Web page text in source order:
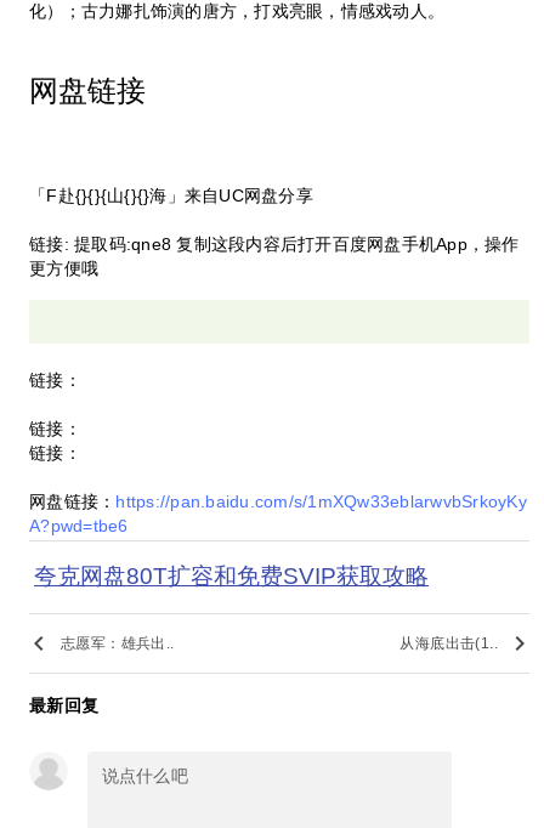
化）；古力娜扎饰演的唐方，打戏亮眼，情感戏动人。
网盘链接
「F赴{}{}{山{}{}海」来自UC网盘分享
链接: 提取码:qne8 复制这段内容后打开百度网盘手机App，操作
更方便哦
链接：
链接：
链接：
网盘链接： https://pan.baidu.com/s/1mXQw33eblarwvbSrkoyKy
A?pwd=tbe6
夸克网盘80T扩容和免费SVIP获取攻略
keyboard_arrow_left 志愿军：雄兵出.. 从海底出击(1.. keyboard_arrow_right
最新回复